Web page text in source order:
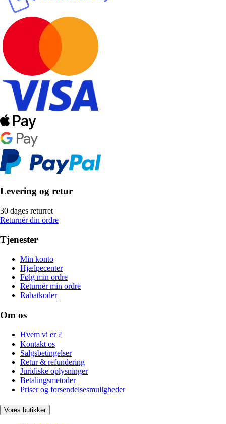
Levering og retur
30 dages returret
Returnér din ordre
Tjenester
Min konto
Hjælpecenter
Følg min ordre
Returnér min ordre
Rabatkoder
Om os
Hvem vi er ?
Kontakt os
Salgsbetingelser
Retur & refundering
Juridiske oplysninger
Betalingsmetoder
Priser og forsendelsesmuligheder
Vores butikker